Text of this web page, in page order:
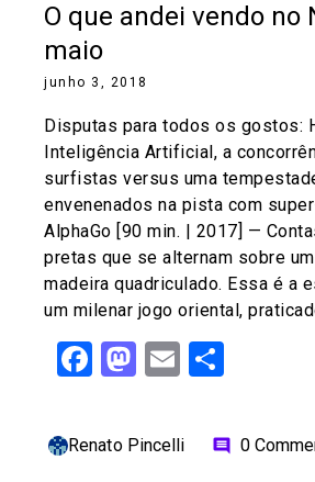
O que andei vendo no
maio
junho 3, 2018
Disputas para todos os gostos:
Inteligência Artificial, a
surfistas versus uma
envenenados na pista com
AlphaGo [90 min. | 2017] —
pretas que se alternam sobre
madeira quadriculado. Essa é a
um milenar jogo oriental,
Facebook
Mastodon
Email
Renato Pincelli comment 0